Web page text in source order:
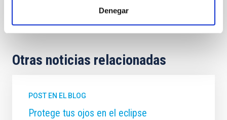
Denegar
Día Internacional de la Mujer
Otras noticias relacionadas
POST EN EL BLOG
Protege tus ojos en el eclipse